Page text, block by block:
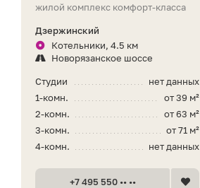
жилой комплекс комфорт-класса
Дзержинский
Котельники, 4.5 км
Новорязанское шоссе
нет данных
Студии
от 39 м²
1-комн.
от 63 м²
2-комн.
от 71 м²
3-комн.
нет данных
4-комн.
+7 495 550 •• ••